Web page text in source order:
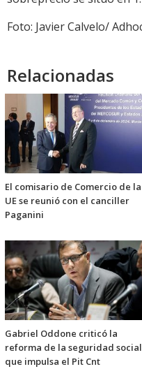
Foto: Javier Calvelo/
Relacionadas
El comisario de Comercio de la
UE se reunió con el canciller
Paganini
Gabriel Oddone criticó la
reforma de la seguridad social
que impulsa el Pit Cnt